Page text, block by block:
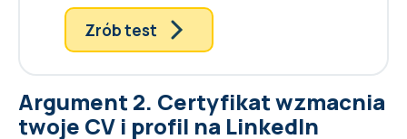
Zrób test
Argument 2. Certyfikat wzmacnia
twoje CV i profil na LinkedIn